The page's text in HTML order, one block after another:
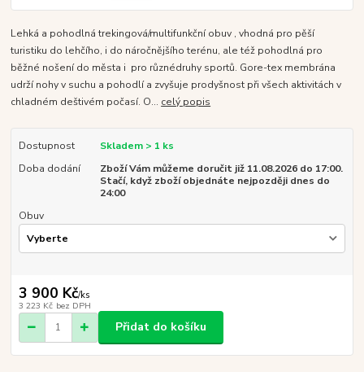
Lehká a pohodlná trekingová/multifunkční obuv , vhodná pro pěší
turistiku do lehčího, i do náročnějšího terénu, ale též pohodlná pro
běžné nošení do města i pro různédruhy sportů. Gore-tex membrána
udrží nohy v suchu a pohodlí a zvyšuje prodyšnost při všech aktivitách v
chladném deštivém počasí. O... celý popis
Dostupnost
Skladem > 1 ks
Doba dodání
Zboží Vám můžeme doručit již 11.08.2026 do 17:00.
Stačí, když zboží objednáte nejpozději dnes do
24:00
Obuv
3 900 Kč/ks
3 223 Kč bez DPH
Přidat do košíku